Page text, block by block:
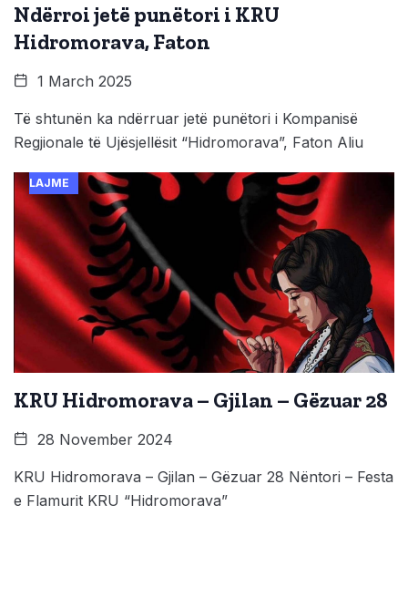
Ndërroi jetë punëtori i KRU
Hidromorava, Faton
1 March 2025
Të shtunën ka ndërruar jetë punëtori i Kompanisë
Regjionale të Ujësjellësit “Hidromorava”, Faton Aliu
LAJME
KRU Hidromorava – Gjilan – Gëzuar 28
28 November 2024
KRU Hidromorava – Gjilan – Gëzuar 28 Nëntori – Festa
e Flamurit KRU “Hidromorava”